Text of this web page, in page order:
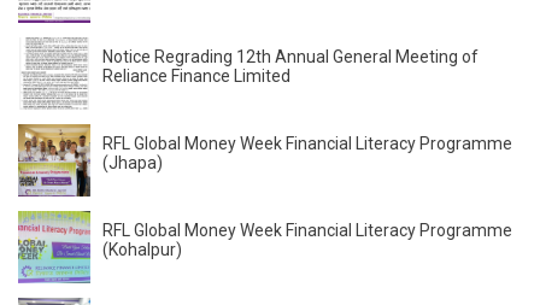
Notice Regrading 12th Annual General Meeting of
Reliance Finance Limited
RFL Global Money Week Financial Literacy Programme
(Jhapa)
RFL Global Money Week Financial Literacy Programme
(Kohalpur)